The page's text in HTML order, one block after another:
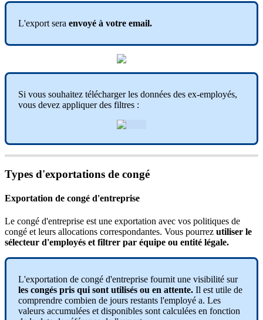
L'export sera envoyé à votre email.
Si vous souhaitez télécharger les données des ex-employés,
vous devez appliquer des filtres :
Types d'exportations de congé
Exportation de congé d'entreprise
Le congé d'entreprise est une exportation avec vos politiques de
congé et leurs allocations correspondantes. Vous pourrez utiliser le
sélecteur d'employés et filtrer par équipe ou entité légale.
L'exportation de congé d'entreprise fournit une visibilité sur
les congés pris qui sont utilisés ou en attente. Il est utile de
comprendre combien de jours restants l'employé a. Les
valeurs accumulées et disponibles sont calculées en fonction